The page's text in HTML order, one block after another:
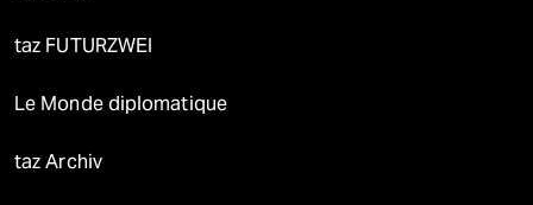
taz FUTURZWEI
Le Monde diplomatique
taz Archiv